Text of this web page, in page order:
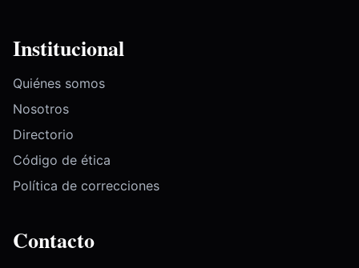
Institucional
Quiénes somos
Nosotros
Directorio
Código de ética
Política de correcciones
Contacto